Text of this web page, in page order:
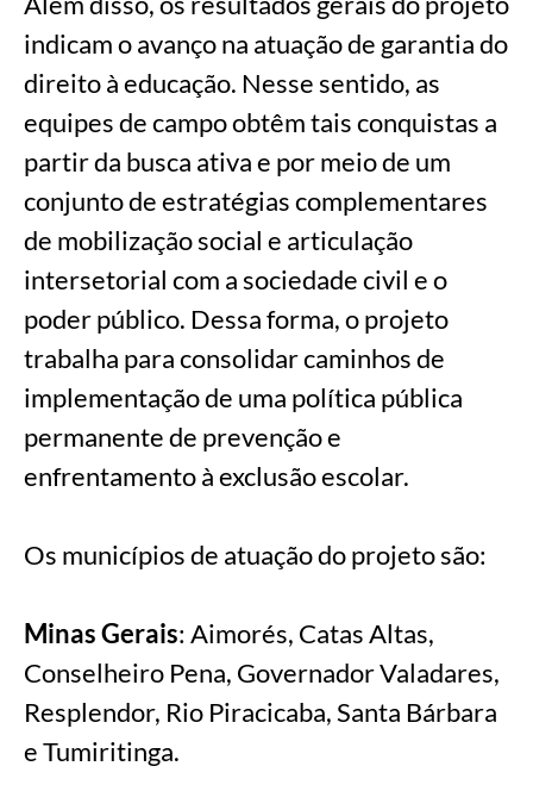
indicam o avanço na atuação de garantia do
direito à educação. Nesse sentido, as
equipes de campo obtêm tais conquistas a
partir da busca ativa e por meio de um
conjunto de estratégias complementares
de mobilização social e articulação
intersetorial com a sociedade civil e o
poder público. Dessa forma, o projeto
trabalha para consolidar caminhos de
implementação de uma política pública
permanente de prevenção e
enfrentamento à exclusão escolar.
Os municípios de atuação do projeto são:
Minas Gerais: Aimorés, Catas Altas,
Conselheiro Pena, Governador Valadares,
Resplendor, Rio Piracicaba, Santa Bárbara
e Tumiritinga.